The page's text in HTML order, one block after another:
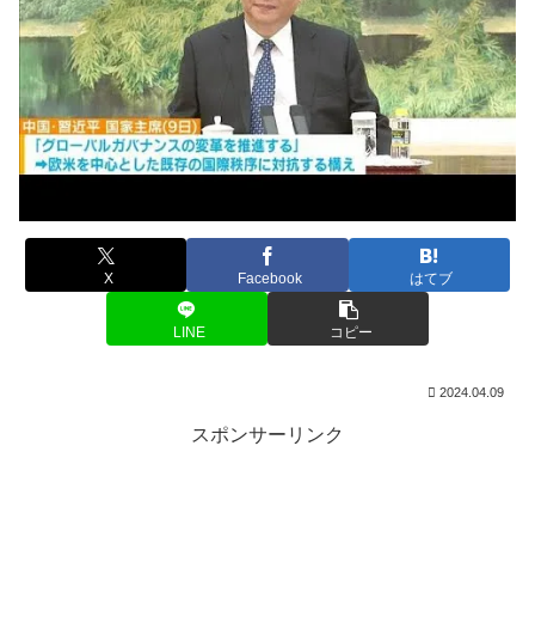
X Facebook はてブ
LINE コピー
2024.04.09
スポンサーリンク